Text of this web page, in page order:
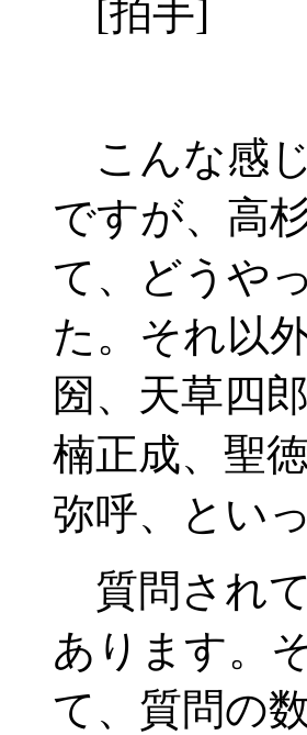
[拍手]
こんな感
ですが、高
て、どうや
た。それ以
圀、天草四
楠正成、聖
弥呼、とい
質問され
あります。
て、質問の